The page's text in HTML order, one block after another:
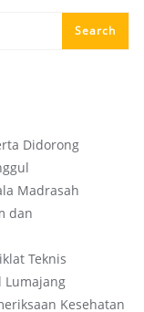
Didorong
Madrasah
dan
Teknis
Lumajang
Kesehatan